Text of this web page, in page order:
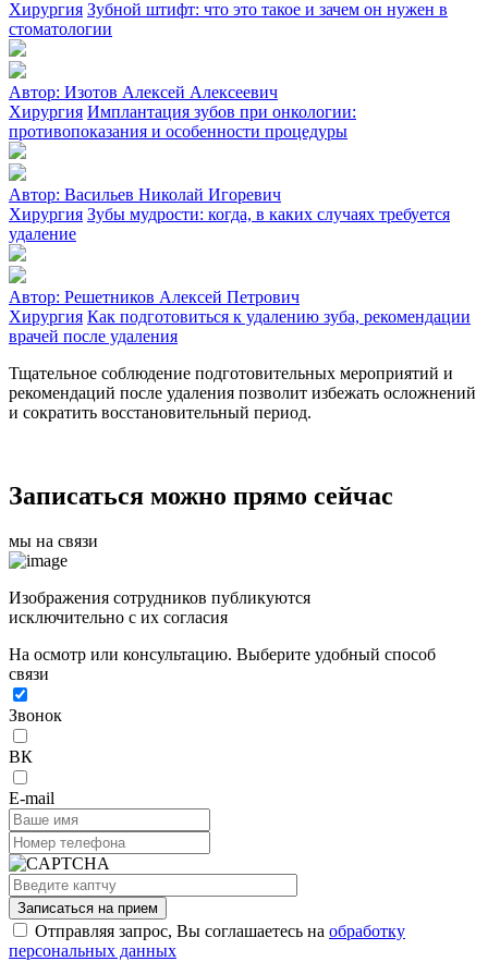
Хирургия Зубной штифт: что это такое и зачем он нужен в
стоматологии
Автор: Изотов Алексей Алексеевич
Хирургия Имплантация зубов при онкологии:
противопоказания и особенности процедуры
Автор: Васильев Николай Игоревич
Хирургия Зубы мудрости: когда, в каких случаях требуется
удаление
Автор: Решетников Алексей Петрович
Хирургия Как подготовиться к удалению зуба, рекомендации
врачей после удаления
Тщательное соблюдение подготовительных мероприятий и
рекомендаций после удаления позволит избежать осложнений
и сократить восстановительный период.
Записаться можно прямо сейчас
мы на связи
Изображения сотрудников публикуются
исключительно с их согласия
На осмотр или консультацию. Выберите удобный способ
связи
Звонок
ВК
E-mail
Записаться на прием
Отправляя запрос, Вы соглашаетесь на обработку
персональных данных